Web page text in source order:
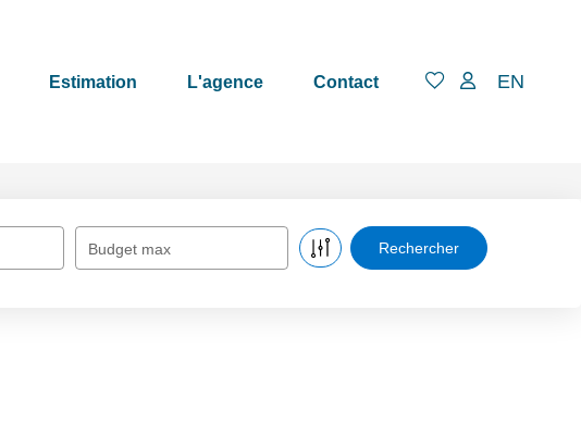
Estimation L'agence Contact EN
Budget max